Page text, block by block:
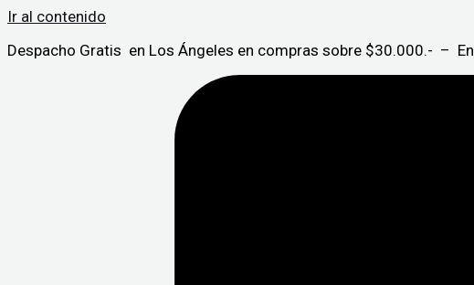
Ir al contenido
Despacho Gratis en Los Ángeles en compras sobre $30.000.- –